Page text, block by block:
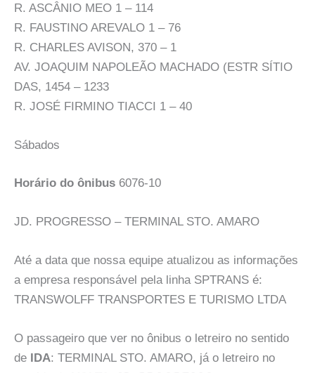
R. ASCÂNIO MEO 1 – 114
R. FAUSTINO AREVALO 1 – 76
R. CHARLES AVISON, 370 – 1
AV. JOAQUIM NAPOLEÃO MACHADO (ESTR SÍTIO
DAS, 1454 – 1233
R. JOSÉ FIRMINO TIACCI 1 – 40
Sábados
Horário do ônibus 6076-10
JD. PROGRESSO – TERMINAL STO. AMARO
Até a data que nossa equipe atualizou as informações
a empresa responsável pela linha SPTRANS é:
TRANSWOLFF TRANSPORTES E TURISMO LTDA
O passageiro que ver no ônibus o letreiro no sentido
de IDA: TERMINAL STO. AMARO, já o letreiro no